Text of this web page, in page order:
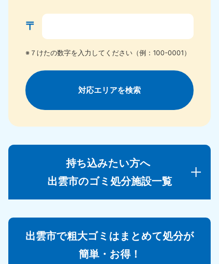
〒
※７けたの数字を入力してください（例：100-0001）
対応エリアを検索
持ち込みたい方へ
出雲市のゴミ処分施設一覧
出雲市で粗大ゴミはまとめて処分が
簡単・お得！